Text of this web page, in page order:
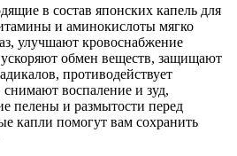
в состав японских капель для
и аминокислоты мягко
улучшают кровоснабжение
обмен веществ, защищают
противодействует
снимают воспаление и зуд,
пелены и размытости перед
капли помогут вам сохранить